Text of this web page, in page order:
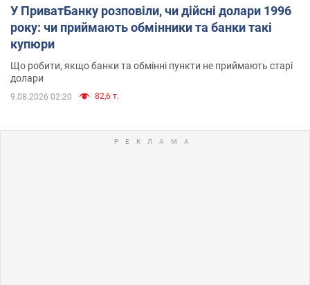
У ПриватБанку розповіли, чи дійсні долари 1996
року: чи приймають обмінники та банки такі
купюри
Що робити, якщо банки та обмінні пункти не приймають старі
долари
9.08.2026 02:20 82,6 т.